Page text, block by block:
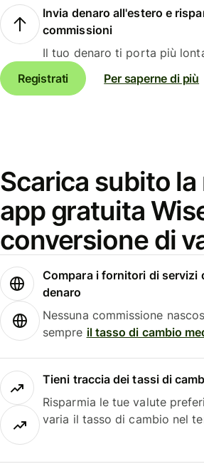
Invia denaro all'estero e
commissioni
Il tuo denaro ti porta più
Registrati
Per saperne di più
Scarica subito
app gratuita
conversione di
Compara i fornitori di servizi
denaro
Nessuna commissione
sempre il tasso di cambio
Tieni traccia dei tassi di
Risparmia le tue valute
varia il tasso di cambio nel